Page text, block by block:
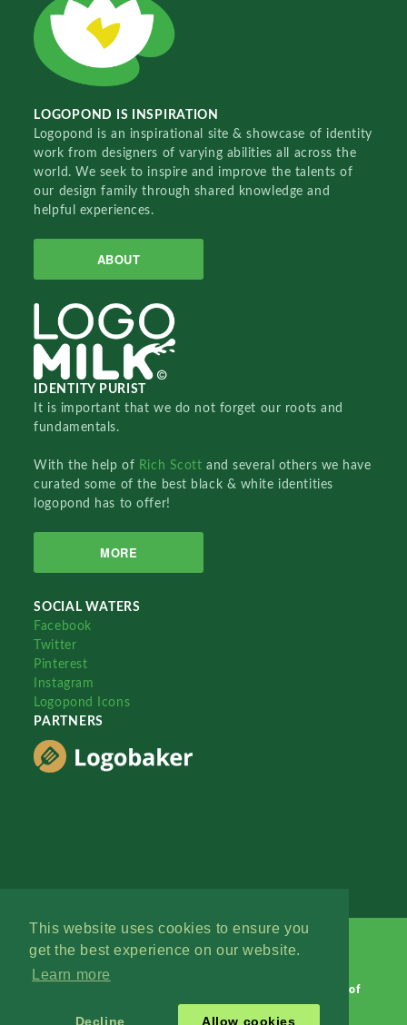
This website uses cookies to ensure you
get the best experience on our website.
Learn more
Decline Allow cookies
LOGOPOND IS INSPIRATION
Logopond is an inspirational site & showcase of identity
work from designers of varying abilities all across the
world. We seek to inspire and improve the talents of
our design family through shared knowledge and
helpful experiences.
ABOUT
IDENTITY PURIST
It is important that we do not forget our roots and
fundamentals.
With the help of Rich Scottand several others we have
curated some of the best black & white identities
logopond has to offer!
MORE
SOCIAL WATERS
Facebook
Twitter
Pinterest
Instagram
Logopond Icons
PARTNERS
Terms of